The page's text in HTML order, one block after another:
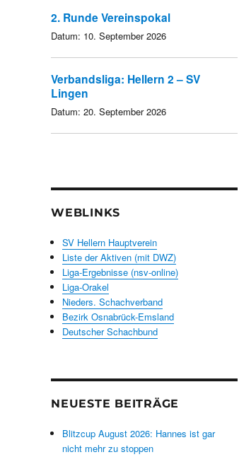
2. Runde Vereinspokal
Datum: 10. September 2026
Verbandsliga: Hellern 2 – SV
Lingen
Datum: 20. September 2026
WEBLINKS
SV Hellern Hauptverein
Liste der Aktiven (mit DWZ)
Liga-Ergebnisse (nsv-online)
Liga-Orakel
Nieders. Schachverband
Bezirk Osnabrück-Emsland
Deutscher Schachbund
NEUESTE BEITRÄGE
Blitzcup August 2026: Hannes ist gar
nicht mehr zu stoppen